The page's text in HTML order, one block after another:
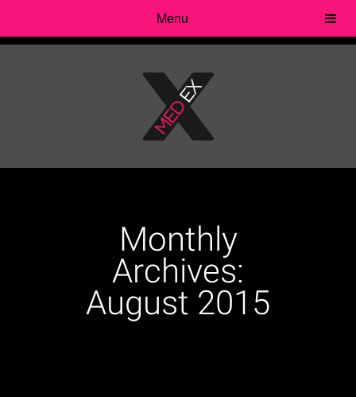
Menu
Monthly
Archives:
August 2015